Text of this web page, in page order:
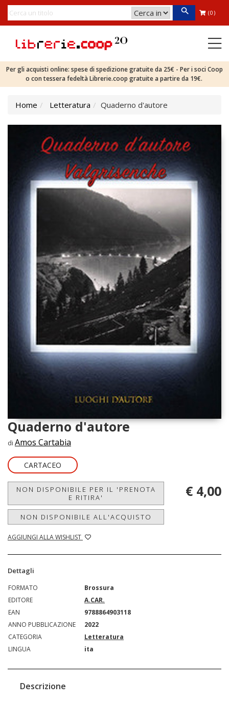
(0)
Per gli acquisti online: spese di spedizione gratuite da 25€ - Per i soci Coop
o con tessera fedeltà Librerie.coop gratuite a partire da 19€.
Home Letteratura Quaderno d'autore
Quaderno d'autore
di Amos Cartabia
CARTACEO
NON DISPONIBILE PER IL 'PRENOTA
E RITIRA'
NON DISPONIBILE ALL'ACQUISTO
AGGIUNGI ALLA WISHLIST
€ 4,00
Dettagli
FORMATO
Brossura
EDITORE
A.CAR.
EAN
9788864903118
ANNO PUBBLICAZIONE
2022
CATEGORIA
Letteratura
LINGUA
ita
Descrizione